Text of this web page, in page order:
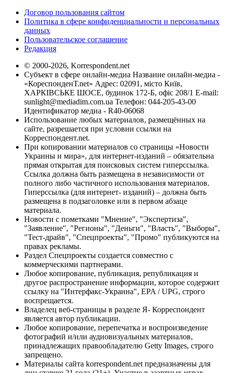
Договор пользования сайтом
Политика в сфере конфиденциальности и персональных
данных
Пользовательское соглашение
Редакция
© 2000-2026, Korrespondent.net
Субъект в сфере онлайн-медиа Название онлайн-медиа -
«КореспонденТ.net» Адрес: 02091, місто Київ,
ХАРКІВСЬКЕ ШОСЕ, будинок 172-Б, офіс 208/1 E-mail:
sunlight@mediadim.com.ua Телефон: 044-205-43-00
Идентификатор медиа - R40-06068
Использование любых материалов, размещённых на
сайте, разрешается при условии ссылки на
Корреспондент.net.
При копировании материалов со страницы «Новости
Украины и мира», для интернет-изданий – обязательна
прямая открытая для поисковых систем гиперссылка.
Ссылка должна быть размещена в независимости от
полного либо частичного использования материалов.
Гиперссылка (для интернет- изданий) – должна быть
размещена в подзаголовке или в первом абзаце
материала.
Новости с пометками "Мнение", "Экспертиза",
"Заявление", "Регионы", "Деньги", "Власть", "Выборы",
"Тест-драйв", "Спецпроекты", "Промо" публикуются на
правах рекламы.
Раздел Спецпроекты создается совместно с
коммерческими партнерами.
Любое копирование, публикация, републикация и
другое распространение информации, которое содержит
ссылку на "Интерфакс-Украина", EPA / UPG, строго
воспрещается.
Владелец веб-страницы в разделе Я- Корреспондент
является автор публикации.
Любое копирование, перепечатка и воспроизведение
фотографий и/или аудиовизуальных материалов,
принадлежащих правообладателю Getty Images, строго
запрещено.
Материалы сайта korrespondent.net предназначены для